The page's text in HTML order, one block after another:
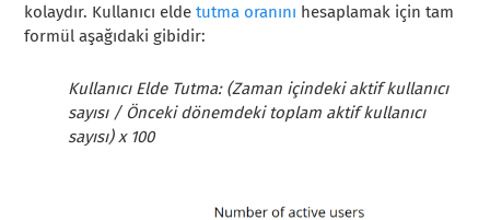
kolaydır. Kullanıcı eldetutma oranını hesaplamak için tam
formül aşağıdaki gibidir:
Kullanıcı Elde Tutma: (Zaman içindeki aktif kullanıcı
sayısı / Önceki dönemdeki toplam aktif kullanıcı
sayısı) x 100